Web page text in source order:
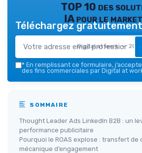
TOP 10 des
IA pour le
Digital at work — 2026
Téléchargez
* En remplissant ce formulaire,
des fins commerciales par Digital at
SOMMAIRE
Thought Leader Ads LinkedIn B2B : un
performance publicitaire
Pourquoi le ROAS explose : transfert de
mécanique d’engagement